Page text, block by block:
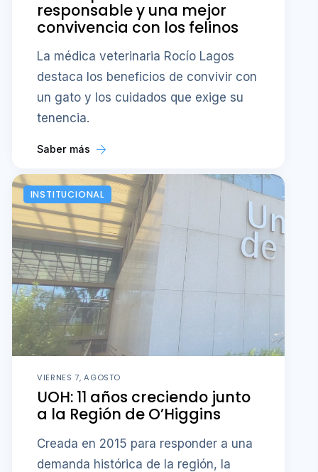
responsable y una mejor
convivencia con los felinos
La médica veterinaria Rocío Lagos
destaca los beneficios de convivir con
un gato y los cuidados que exige su
tenencia.
Saber más
INSTITUCIONAL
VIERNES 7, AGOSTO
UOH: 11 años creciendo junto
a la Región de O’Higgins
Creada en 2015 para responder a una
demanda histórica de la región, la